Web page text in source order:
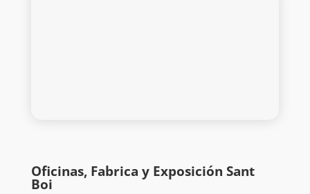
Oficinas, Fabrica y Exposición Sant
Boi